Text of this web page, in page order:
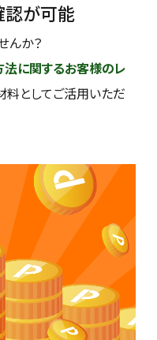
認が可能
んか？
に関するお客様のレ
としてご活用いただ